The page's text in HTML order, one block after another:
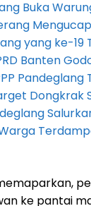
Buka
yang ke-19
Banten
Pandeglang
Dongkrak
ke pantai